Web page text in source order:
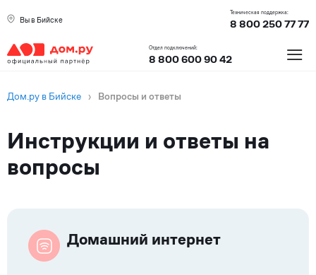
Вы в Бийске
Техническая поддержка:
8 800 250 77 77
Отдел подключений:
8 800 600 90 42 ≡
Дом.ру в Бийске › Вопросы и ответы
Инструкции и ответы на
вопросы
Вопросы
Домашний интернет